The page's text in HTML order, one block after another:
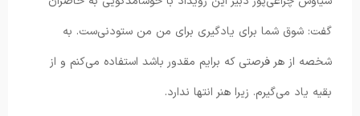
گفت: شوق شما برای یادگیری برای من من ستودنی‌ست. به
شخصه از هر فرصتی که برایم مقدور باشد استفاده می‌کنم و از
بقیه یاد می‌گیرم. زیرا هنر انتها ندارد.